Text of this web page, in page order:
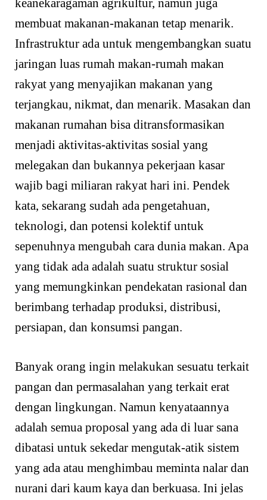
keanekaragaman agrikultur, namun juga
membuat makanan-makanan tetap menarik.
Infrastruktur ada untuk mengembangkan suatu
jaringan luas rumah makan-rumah makan
rakyat yang menyajikan makanan yang
terjangkau, nikmat, dan menarik. Masakan dan
makanan rumahan bisa ditransformasikan
menjadi aktivitas-aktivitas sosial yang
melegakan dan bukannya pekerjaan kasar
wajib bagi miliaran rakyat hari ini. Pendek
kata, sekarang sudah ada pengetahuan,
teknologi, dan potensi kolektif untuk
sepenuhnya mengubah cara dunia makan. Apa
yang tidak ada adalah suatu struktur sosial
yang memungkinkan pendekatan rasional dan
berimbang terhadap produksi, distribusi,
persiapan, dan konsumsi pangan.
Banyak orang ingin melakukan sesuatu terkait
pangan dan permasalahan yang terkait erat
dengan lingkungan. Namun kenyataannya
adalah semua proposal yang ada di luar sana
dibatasi untuk sekedar mengutak-atik sistem
yang ada atau menghimbau meminta nalar dan
nurani dari kaum kaya dan berkuasa. Ini jelas